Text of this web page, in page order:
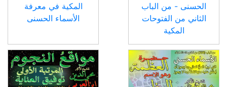
الحسنى - من الباب
الثاني من الفتوحات
المكية
المكية في معرفة
الأسماء الحسنى